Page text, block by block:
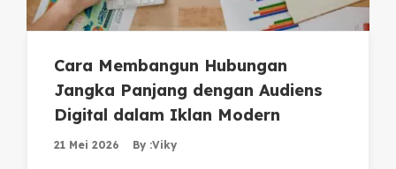
Cara Membangun Hubungan
Jangka Panjang dengan Audiens
Digital dalam Iklan Modern
21 Mei 2026 By :Viky